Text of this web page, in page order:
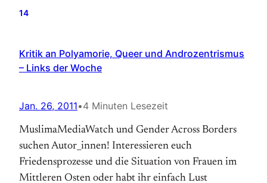
14
Kritik an Polyamorie, Queer und Androzentrismus
– Links der Woche
Jan. 26, 2011•4 Minuten Lesezeit
MuslimaMediaWatch und Gender Across Borders
suchen Autor_innen! Interessieren euch
Friedensprozesse und die Situation von Frauen im
Mittleren Osten oder habt ihr einfach Lust